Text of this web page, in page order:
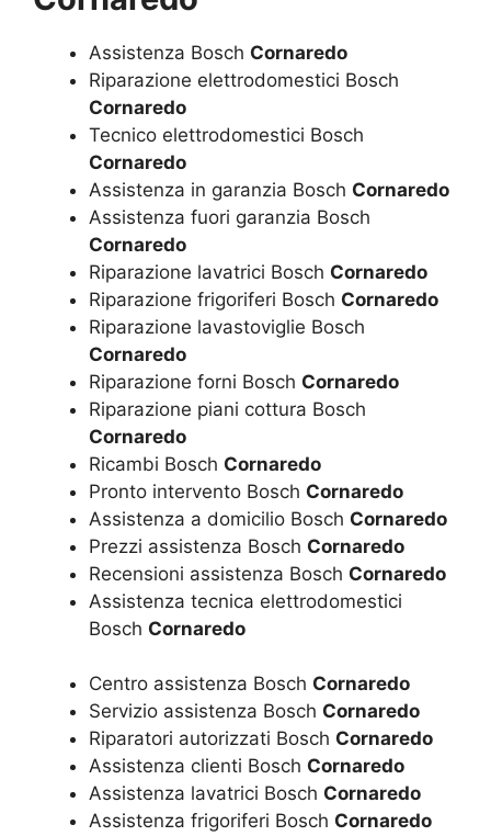
Assistenza Bosch Cornaredo
Riparazione elettrodomestici Bosch
Cornaredo
Tecnico elettrodomestici Bosch
Cornaredo
Assistenza in garanzia Bosch Cornaredo
Assistenza fuori garanzia Bosch
Cornaredo
Riparazione lavatrici Bosch Cornaredo
Riparazione frigoriferi Bosch Cornaredo
Riparazione lavastoviglie Bosch
Cornaredo
Riparazione forni Bosch Cornaredo
Riparazione piani cottura Bosch
Cornaredo
Ricambi Bosch Cornaredo
Pronto intervento Bosch Cornaredo
Assistenza a domicilio Bosch Cornaredo
Prezzi assistenza Bosch Cornaredo
Recensioni assistenza Bosch Cornaredo
Assistenza tecnica elettrodomestici
Bosch Cornaredo
Centro assistenza Bosch Cornaredo
Servizio assistenza Bosch Cornaredo
Riparatori autorizzati Bosch Cornaredo
Assistenza clienti Bosch Cornaredo
Assistenza lavatrici Bosch Cornaredo
Assistenza frigoriferi Bosch Cornaredo